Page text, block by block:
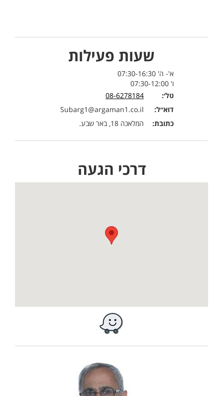
שעות פעילות
א'- ה' 07:30-16:30
ו' 07:30-12:00
טל׳:
08-6278184
דוא״ל:
Subarg1@argaman1.co.il
כתובת:
המלאכה 18, באר שבע.
דרכי הגעה